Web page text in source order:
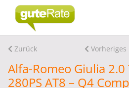
Zurück Vorheriges
Alfa-Romeo Giulia
280PS AT8 – Q4